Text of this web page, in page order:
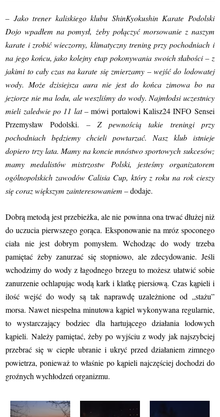
– Jako trener kaliskiego klubu ShinKyokushin Karate Podolski
Dojo wpadłem na pomysł, żeby połączyć morsowanie z naszym
karate i zrobić wieczorny, klimatyczny trening przy pochodniach i
na jego końcu, jako kolejny etap pokonywania swoich słabości – z
jakimi to cały czas na karate się zmierzamy – wejść do lodowatej
wody. Może dzisiejsza aura nie jest do końca zimowa bo na
jeziorze nie ma lodu, ale weszliśmy do wody. Najmłodsi uczestnicy
mieli zaledwie po 11 lat – mówi portalowi Kalisz24 INFO Sensei
Przemysław Podolski. – Z pewnością takie treningi przy
pochodniach będziemy chcieli powtarzać. Nasz klub istnieje
dopiero trzy lata. Mamy na koncie mnóstwo sportowych sukcesów;
mamy medalistów mistrzostw Polski, jesteśmy organizatorem
ogólnopolskich zawodów Calisia Cup, który z roku na rok cieszy
się coraz większym zainteresowaniem– dodaje.
Dobrą metodą jest przebieżka, ale nie powinna ona trwać dłużej niż
do uczucia pierwszego gorąca. Eksponowanie na mróz spoconego
ciała nie jest dobrym pomysłem. Wchodząc do wody trzeba
pamiętać żeby zanurzać się stopniowo, ale zdecydowanie. Jeśli
wchodzimy do wody z łagodnego brzegu to możesz ułatwić sobie
zanurzenie ochlapując wodą kark i klatkę piersiową. Czas kąpieli i
ilość wejść do wody są tak naprawdę uzależnione od „stażu”
morsa. Nawet niespełna minutowa kąpiel wykonywana regularnie,
to wystarczający bodziec dla hartującego działania lodowych
kąpieli. Należy pamiętać, żeby po wyjściu z wody jak najszybciej
przebrać się w ciepłe ubranie i ukryć przed działaniem zimnego
powietrza, ponieważ to właśnie po kąpieli najczęściej dochodzi do
groźnych wychłodzeń organizmu.